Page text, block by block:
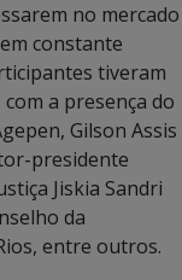
no mercado
constante
tiveram
a presença do
Gilson Assis
presidente
Jiskia Sandri
da
entre outros.